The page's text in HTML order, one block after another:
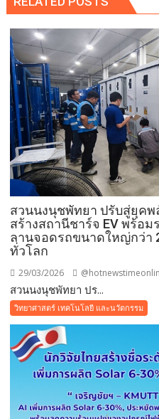
สวนนงนุชพัทยา ปรับสู่ยุค
สร้างสถานีชาร์จ EV พร้อม
ลานจอดรถขนาดใหญ่กว่า
ทั่วโลก
29/03/2026
สวนนงนุชพัทยา ปร...
วิทยาศาสตร์ เทคโนโลยี และนวัตกรรม